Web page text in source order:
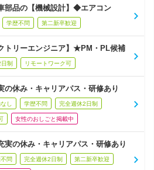
部品の【機械設計】◆エアコン
学歴不問 第二新卒歓迎
トリーエンジニア】★PM・PL候補
制 リモートワーク可
休み・キャリアパス・研修あり
し 学歴不問 完全週休2日制
女性のおしごと掲載中
の休み・キャリアパス・研修あり
問 完全週休2日制 第二新卒歓迎